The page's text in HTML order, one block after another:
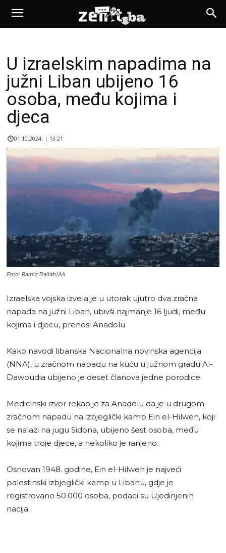
U izraelskim napadima na
južni Liban ubijeno 16
osoba, među kojima i
djeca
01.10.2024. | 13:21
Foto: Ramiz Dallah/AA
Izraelska vojska izvela je u utorak ujutro dva zračna
napada na južni Liban, ubivši najmanje 16 ljudi, među
kojima i djecu, prenosi Anadolu
Kako navodi libanska Nacionalna novinska agencija
(NNA), u zračnom napadu na kuću u južnom gradu Al-
Dawoudia ubijeno je deset članova jedne porodice.
Medicinski izvor rekao je za Anadolu da je u drugom
zračnom napadu na izbjeglički kamp Ein el-Hilweh, koji
se nalazi na jugu Sidona, ubijeno šest osoba, među
kojima troje djece, a nekoliko je ranjeno.
Osnovan 1948. godine, Ein el-Hilweh je najveći
palestinski izbjeglički kamp u Libanu, gdje je
registrovano 50.000 osoba, podaci su Ujedinjenih
nacija.